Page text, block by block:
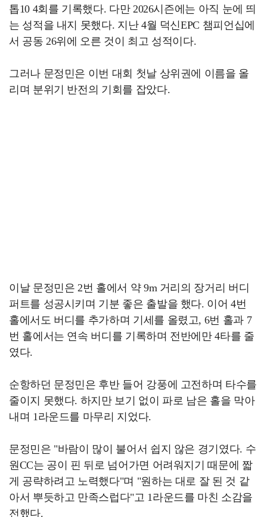
톱10 4회를 기록했다. 다만 2026시즌에는 아직 눈에 띄
는 성적을 내지 못했다. 지난 4월 덕신EPC 챔피언십에
서 공동 26위에 오른 것이 최고 성적이다.
그러나 문정민은 이번 대회 첫날 상위권에 이름을 올
리며 분위기 반전의 기회를 잡았다.
이날 문정민은 2번 홀에서 약 9m 거리의 장거리 버디
퍼트를 성공시키며 기분 좋은 출발을 했다. 이어 4번
홀에서도 버디를 추가하며 기세를 올렸고, 6번 홀과 7
번 홀에서는 연속 버디를 기록하며 전반에만 4타를 줄
였다.
순항하던 문정민은 후반 들어 강풍에 고전하며 타수를
줄이지 못했다. 하지만 보기 없이 파로 남은 홀을 막아
내며 1라운드를 마무리 지었다.
문정민은 "바람이 많이 불어서 쉽지 않은 경기였다. 수
원CC는 공이 핀 뒤로 넘어가면 어려워지기 때문에 짧
게 공략하려고 노력했다"며 "원하는 대로 잘 된 것 같
아서 뿌듯하고 만족스럽다"고 1라운드를 마친 소감을
전했다.